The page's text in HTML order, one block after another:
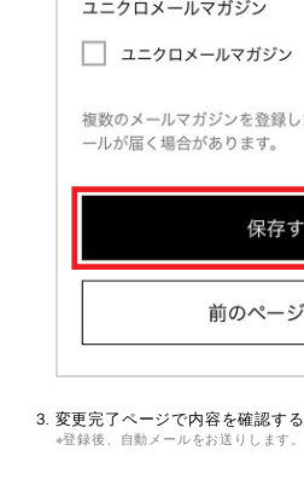
変更完了ページで内容を確認する
登録後、自動メールをお送りします。